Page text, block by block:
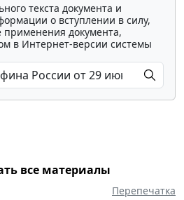
текста документа и
о вступлении в силу,
применения документа,
в Интернет-версии системы
все материалы
Перепечатка